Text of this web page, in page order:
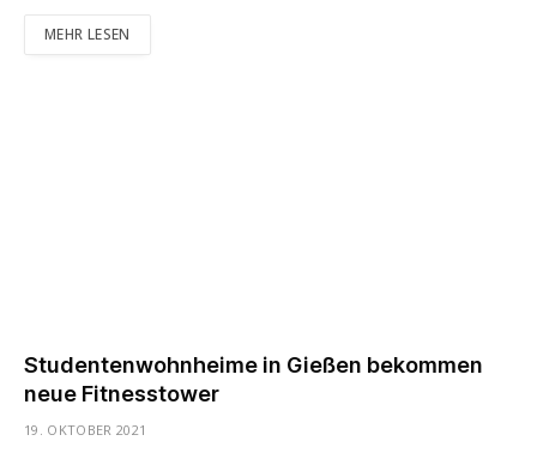
MEHR LESEN
Studentenwohnheime in Gießen bekommen
neue Fitnesstower
19. OKTOBER 2021